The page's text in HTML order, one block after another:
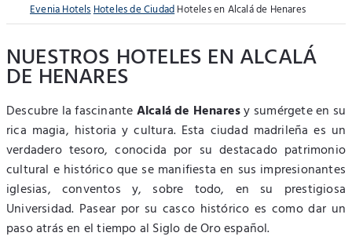
Evenia HotelsHoteles de CiudadHoteles en Alcalá de Henares
NUESTROS HOTELES EN ALCALÁ
DE HENARES
Descubre la fascinanteAlcalá de Henaresy sumérgete en su
rica magia, historia y cultura. Esta ciudad madrileña es un
verdadero tesoro, conocida por su destacado patrimonio
cultural e histórico que se manifiesta en sus impresionantes
iglesias, conventos y, sobre todo, en su prestigiosa
Universidad. Pasear por su casco histórico es como dar un
paso atrás en el tiempo al Siglo de Oro español.